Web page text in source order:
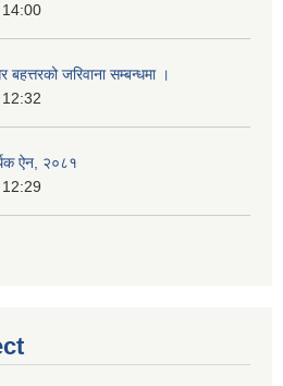
बहत्तरको जरिवाना सम्बन्धमा ।
ऐन, २०८१